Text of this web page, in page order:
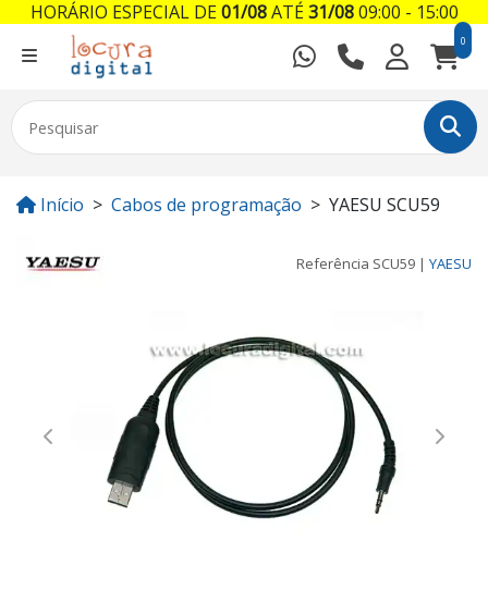
0
Início Cabos de programação YAESU SCU59
Referência SCU59 | YAESU
Previous Next
HORÁRIO ESPECIAL DE01/08ATÉ31/0809:00 - 15:00